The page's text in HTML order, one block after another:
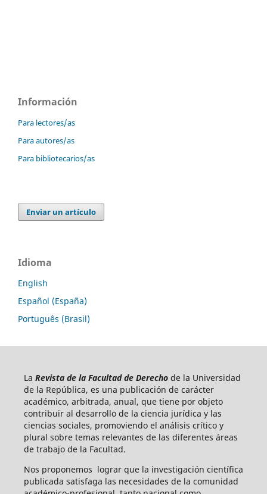
Información
Para lectores/as
Para autores/as
Para bibliotecarios/as
Enviar un artículo
Idioma
English
Español (España)
Português (Brasil)
La Revista de la Facultad de Derecho de la Universidad
de la República, es una publicación de carácter
académico, arbitrada, anual, que tiene por objeto
contribuir al desarrollo de la ciencia jurídica y las
ciencias sociales, promoviendo el análisis crítico y
plural sobre temas relevantes de las diferentes áreas
de trabajo de la Facultad.
Nos proponemos lograr que la investigación científica
publicada satisfaga las necesidades de la comunidad